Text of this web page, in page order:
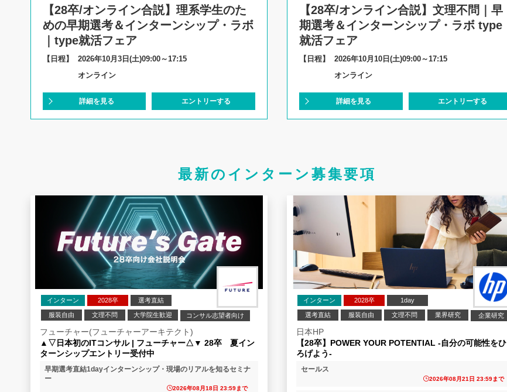
【28卒/オンライン合説】理系学生のた
めの早期選考＆インターンシップ・ラボ
｜type就活フェア
【日程】
2026年10月3日(土)09:00～17:15
オンライン
詳細を見る エントリーする
【28卒/オンライン合説】文理不問｜早
期選考＆インターンシップ・ラボ type
就活フェア
【日程】
2026年10月10日(土)09:00～17:15
オンライン
詳細を見る エントリーする
最新のインターン募集要項
インターン 2028卒 選考直結
服装自由 文理不問 大学院生歓迎 コンサル志望者向け
業界研究 企業研究
フューチャー(フューチャーアーキテクト)
▲▽日本初のITコンサル | フューチャー△▼ 28卒 夏イン
ターンシップエントリー受付中
早期選考直結1dayインターンシップ・現場のリアルを知るセミナ
ー
2026年08月18日 23:59まで
インターン 2028卒 1day
選考直結 服装自由 文理不問 業界研究 企業研究
日本HP
【28卒】POWER YOUR POTENTIAL -自分の可能性をひ
ろげよう‐
セールス
2026年08月21日 23:59まで